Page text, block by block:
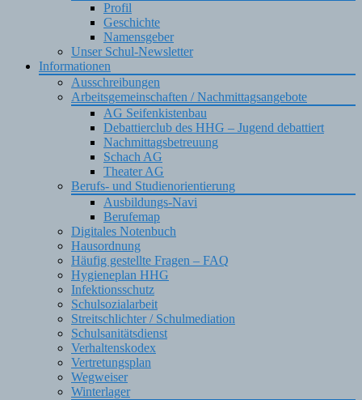
Profil
Geschichte
Namensgeber
Unser Schul-Newsletter
Informationen
Ausschreibungen
Arbeitsgemeinschaften / Nachmittagsangebote
AG Seifenkistenbau
Debattierclub des HHG – Jugend debattiert
Nachmittagsbetreuung
Schach AG
Theater AG
Berufs- und Studienorientierung
Ausbildungs-Navi
Berufemap
Digitales Notenbuch
Hausordnung
Häufig gestellte Fragen – FAQ
Hygieneplan HHG
Infektionsschutz
Schulsozialarbeit
Streitschlichter / Schulmediation
Schulsanitätsdienst
Verhaltenskodex
Vertretungsplan
Wegweiser
Winterlager